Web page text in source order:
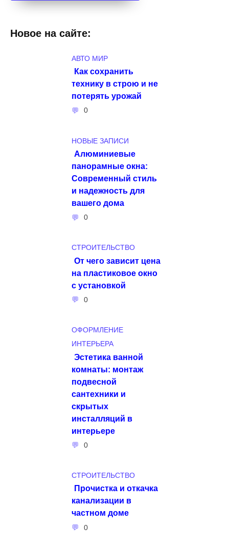
Новое на сайте:
АВТО МИР
Как сохранить
технику в строю и не
потерять урожай
0
НОВЫЕ ЗАПИСИ
Алюминиевые
панорамные окна:
Современный стиль
и надежность для
вашего дома
0
СТРОИТЕЛЬСТВО
От чего зависит цена
на пластиковое окно
с установкой
0
ОФОРМЛЕНИЕ
ИНТЕРЬЕРА
Эстетика ванной
комнаты: монтаж
подвесной
сантехники и
скрытых
инсталляций в
интерьере
0
СТРОИТЕЛЬСТВО
Прочистка и откачка
канализации в
частном доме
0